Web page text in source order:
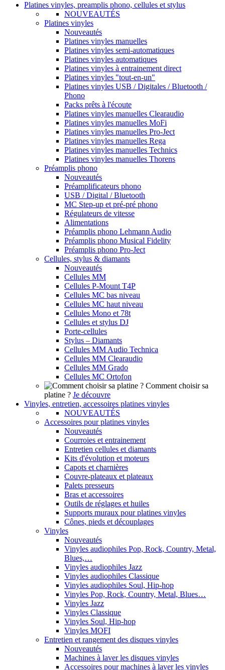
Platines vinyles, preamplis phono, cellules et stylus
NOUVEAUTÉS
Platines vinyles
Nouveautés
Platines vinyles manuelles
Platines vinyles semi-automatiques
Platines vinyles automatiques
Platines vinyles à entrainement direct
Platines vinyles "tout-en-un"
Platines vinyles USB / Digitales / Bluetooth /
Phono
Packs prêts à l'écoute
Platines vinyles manuelles Clearaudio
Platines vinyles manuelles MoFi
Platines vinyles manuelles Pro-Ject
Platines vinyles manuelles Rega
Platines vinyles manuelles Technics
Platines vinyles manuelles Thorens
Préamplis phono
Nouveautés
Préamplificateurs phono
USB / Digital / Bluetooth
MC Step-up et pré-pré phono
Régulateurs de vitesse
Alimentations
Préamplis phono Lehmann Audio
Préamplis phono Musical Fidelity
Préamplis phono Pro-Ject
Cellules, stylus & diamants
Nouveautés
Cellules MM
Cellules P-Mount T4P
Cellules MC bas niveau
Cellules MC haut niveau
Cellules Mono et 78t
Cellules et stylus DJ
Porte-cellules
Stylus – Diamants
Cellules MM Audio Technica
Cellules MM Clearaudio
Cellules MM Grado
Cellules MC Ortofon
Comment choisir sa
platine ? Je découvre
Vinyles, entretien, accessoires platines vinyles
NOUVEAUTÉS
Accessoires pour platines vinyles
Nouveautés
Courroies et entrainement
Entretien cellules et diamants
Kits d'évolution et moteurs
Capots et charnières
Couvre-plateaux et plateaux
Palets presseurs
Bras et accessoires
Outils de réglages et huiles
Supports muraux pour platines vinyles
Cônes, pieds et découplages
Vinyles
Nouveautés
Vinyles audiophiles Pop, Rock, Country, Metal,
Blues,…
Vinyles audiophiles Jazz
Vinyles audiophiles Classique
Vinyles audiophiles Soul, Hip-hop
Vinyles Pop, Rock, Country, Metal, Blues…
Vinyles Jazz
Vinyles Classique
Vinyles Soul, Hip-hop
Vinyles MOFI
Entretien et rangement des disques vinyles
Nouveautés
Machines à laver les disques vinyles
Accessoires pour machines à laver les vinyles